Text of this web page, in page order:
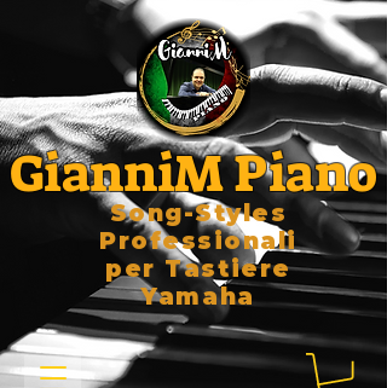
GianniM Piano
Song-Styles
Professionali
per Tastiere
Yamaha